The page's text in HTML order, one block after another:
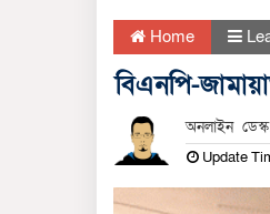
Home
বিএনপি-
অনলাইন
Update